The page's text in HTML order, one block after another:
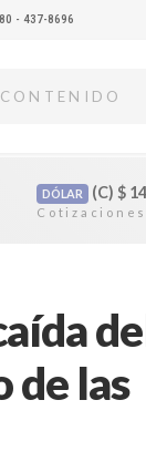
- 437-8696
DÓLAR (C) $
de las